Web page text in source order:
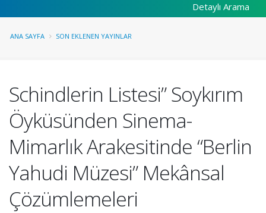
Detaylı Arama
ANA SAYFA SON EKLENEN YAYINLAR
Schindlerin Listesi” Soykırım
Öyküsünden Sinema-
Mimarlık Arakesitinde “Berlin
Yahudi Müzesi” Mekânsal
Çözümlemeleri